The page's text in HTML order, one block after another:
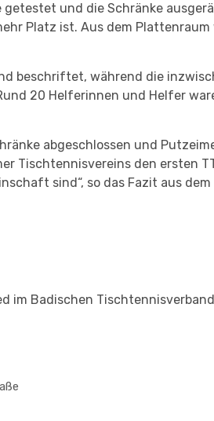
und die Schränke
Platz ist. Aus dem
beschriftet, während die
20 Helferinnen und Helfer
abgeschlossen und
Tischtennisvereins den ersten
sind“, so das Fazit aus dem
im Badischen